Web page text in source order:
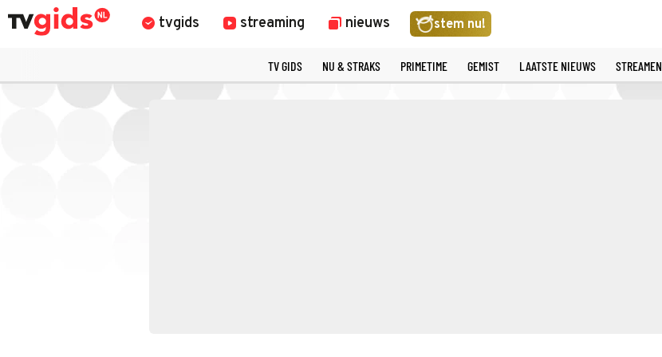
tvgids streaming nieuws stem nu!
TV GIDS NU & STRAKS PRIMETIME GEMIST LAATSTE NIEUWS STREAMEN